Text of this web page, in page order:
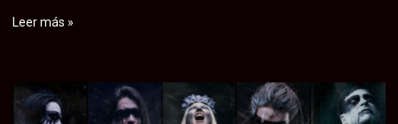
Atralux
un
potente
Leer más »